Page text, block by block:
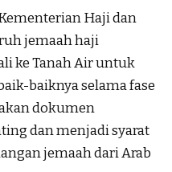
Haji dan
jemaah haji
ke Tanah Air untuk
baiknya selama fase
dokumen
dan menjadi syarat
jemaah dari Arab